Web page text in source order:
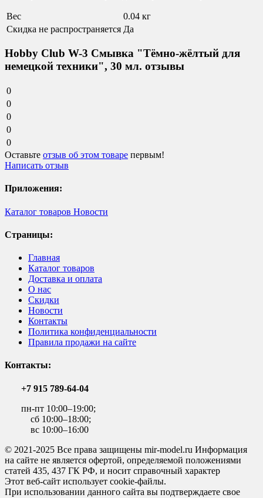
Вес
0.04 кг
Скидка не распространяется Да
Hobby Club W-3 Смывка "Тёмно-жёлтый для
немецкой техники", 30 мл. отзывы
0
0
0
0
0
Оставьте отзыв об этом товаре первым!
Написать отзыв
Приложения:
Каталог товаров Новости
Страницы:
Главная
Каталог товаров
Доставка и оплата
О нас
Скидки
Новости
Контакты
Политика конфиденциальности
Правила продажи на сайте
Контакты:
+7 915 789-64-04
пн-пт 10:00–19:00;
сб 10:00–18:00;
вс 10:00–16:00
© 2021-2025 Все права защищены mir-model.ru Информация
на сайте не является офертой, определяемой положениями
статей 435, 437 ГК РФ, и носит справочный характер
Этот веб-сайт использует cookie-файлы.
При использовании данного сайта вы подтверждаете свое